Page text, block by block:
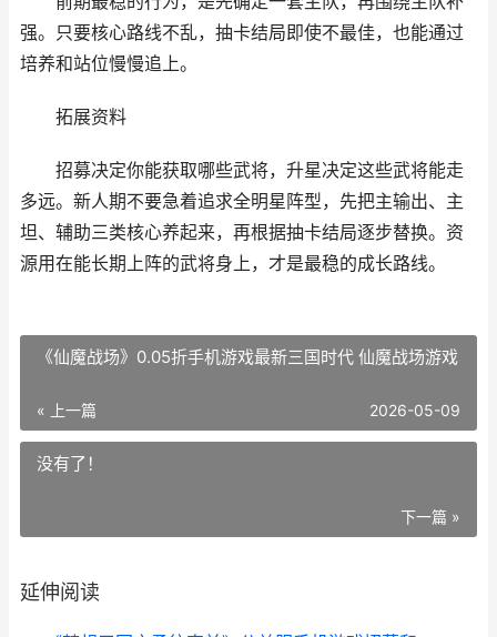
强。只要核心路线不乱，抽卡结局即使不最佳，也能通过
培养和站位慢慢追上。
拓展资料
招募决定你能获取哪些武将，升星决定这些武将能走
多远。新人期不要急着追求全明星阵型，先把主输出、主
坦、辅助三类核心养起来，再根据抽卡结局逐步替换。资
源用在能长期上阵的武将身上，才是最稳的成长路线。
《仙魔战场》0.05折手机游戏最新三国时代 仙魔战场游戏
« 上一篇 2026-05-09
没有了！
下一篇 »
延伸阅读